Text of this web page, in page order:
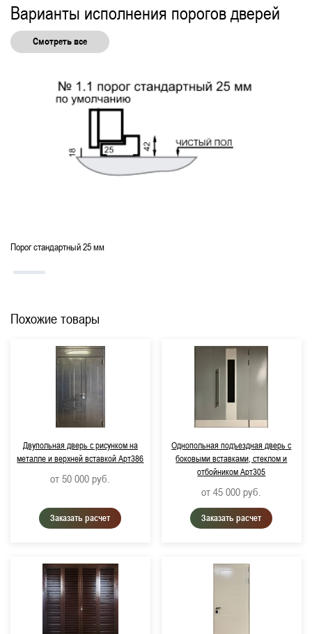
Варианты исполнения порогов дверей
Смотреть все
Порог стандартный 25 мм
Похожие товары
Двупольная дверь с рисунком на
металле и верхней вставкой Арт386
от 50 000 руб.
Заказать расчет
Однопольная подъездная дверь с
боковыми вставками, стеклом и
отбойником Арт305
от 45 000 руб.
Заказать расчет